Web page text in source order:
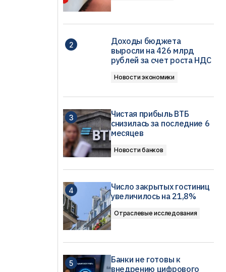
Доходы бюджета
выросли на 426 млрд
рублей за счет роста НДС
Новости экономики
Чистая прибыль ВТБ
снизилась за последние 6
месяцев
Новости банков
Число закрытых гостиниц
увеличилось на 21,8%
Отраслевые исследования
Банки не готовы к
внедрению цифрового